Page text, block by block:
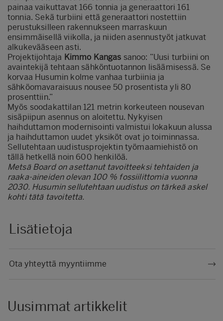
painaa vaikuttavat 166 tonnia ja generaattori 161
tonnia. Sekä turbiini että generaattori nostettiin
perustuksilleen rakennukseen marraskuun
ensimmäisellä viikolla, ja niiden asennustyöt jatkuvat
alkukevääseen asti.
Projektijohtaja Kimmo Kangas sanoo: ”Uusi turbiini on
avaintekijä tehtaan sähköntuotannon lisäämisessä. Se
korvaa Husumin kolme vanhaa turbiinia ja
sähköomavaraisuus nousee 50 prosentista yli 80
prosenttiin.”
Myös soodakattilan 121 metrin korkeuteen nousevan
sisäpiipun asennus on aloitettu. Nykyisen
haihduttamon modernisointi valmistui lokakuun alussa
ja haihduttamon uudet yksiköt ovat jo toiminnassa.
Sellutehtaan uudistusprojektin työmaamiehistö on
tällä hetkellä noin 600 henkilöä.
Metsä Board on asettanut tavoitteeksi tehtaiden ja
raaka-aineiden olevan 100 % fossiilittomia vuonna
2030. Husumin sellutehtaan uudistus on tärkeä askel
kohti tätä tavoitetta.
Lisätietoja
Ota yhteyttä myyntiimme
Uusimmat artikkelit